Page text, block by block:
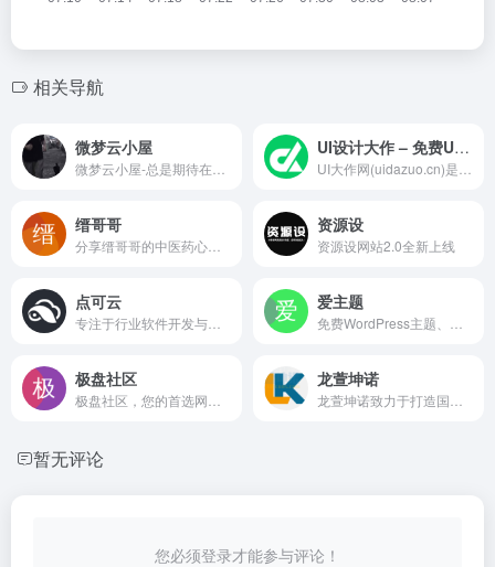
相关导航
微梦云小屋 UI设计大作 – 免费UI设计素材资源下载平台
缙哥哥 资源设
资源设网站2.0全新上线
点可云 爱主题
极盘社区 龙萱坤诺
暂无评论
您必须登录才能参与评论！